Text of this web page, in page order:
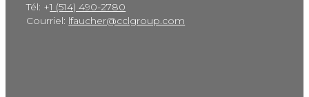
Tél: +1 (514) 490-2780
Courriel: lfaucher@cclgroup.com